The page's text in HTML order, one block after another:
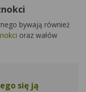
bywają również
oraz wałów
się ją